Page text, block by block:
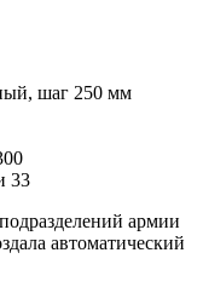
шаг 250 мм
33
армии
автоматический